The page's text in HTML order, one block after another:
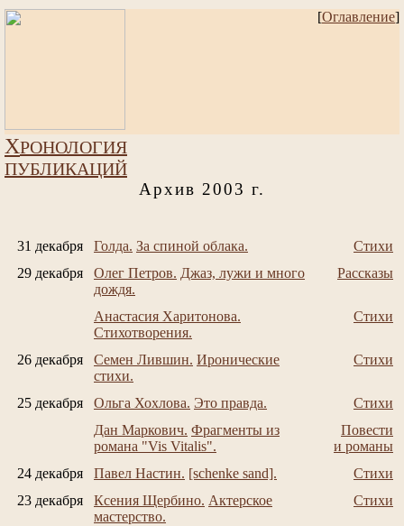
[Оглавление]
ХРОНОЛОГИЯ
ПУБЛИКАЦИЙ
Архив 2003 г.
31 декабря Голда. За спиной облака.
Стихи
29 декабря
Олег Петров. Джаз, лужи и много
дождя.
Рассказы
Анастасия Харитонова.
Стихотворения.
Стихи
26 декабря Семен Лившин. Иронические
стихи.
Стихи
25 декабря Ольга Хохлова. Это правда.
Стихи
Дан Маркович. Фрагменты из
романа "Vis Vitalis".
Повести
и романы
24 декабря
Павел Настин. [schenke sand].
Стихи
23 декабря
Ксения Щербино. Актерское
мастерство.
Стихи